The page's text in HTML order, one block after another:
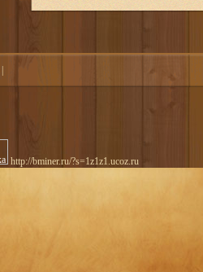
http://bminer.ru/?s=1z1z1.ucoz.ru